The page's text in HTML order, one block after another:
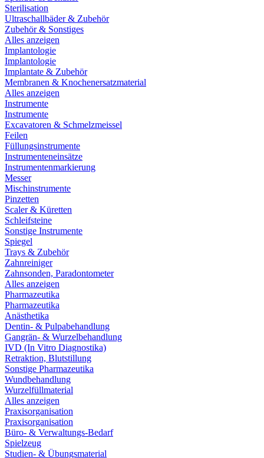
Sterilisation
Ultraschallbäder & Zubehör
Zubehör & Sonstiges
Alles anzeigen
Implantologie
Implantologie
Implantate & Zubehör
Membranen & Knochenersatzmaterial
Alles anzeigen
Instrumente
Instrumente
Excavatoren & Schmelzmeissel
Feilen
Füllungsinstrumente
Instrumenteneinsätze
Instrumentenmarkierung
Messer
Mischinstrumente
Pinzetten
Scaler & Küretten
Schleifsteine
Sonstige Instrumente
Spiegel
Trays & Zubehör
Zahnreiniger
Zahnsonden, Paradontometer
Alles anzeigen
Pharmazeutika
Pharmazeutika
Anästhetika
Dentin- & Pulpabehandlung
Gangrän- & Wurzelbehandlung
IVD (In Vitro Diagnostika)
Retraktion, Blutstillung
Sonstige Pharmazeutika
Wundbehandlung
Wurzelfüllmaterial
Alles anzeigen
Praxisorganisation
Praxisorganisation
Büro- & Verwaltungs-Bedarf
Spielzeug
Studien- & Übungsmaterial